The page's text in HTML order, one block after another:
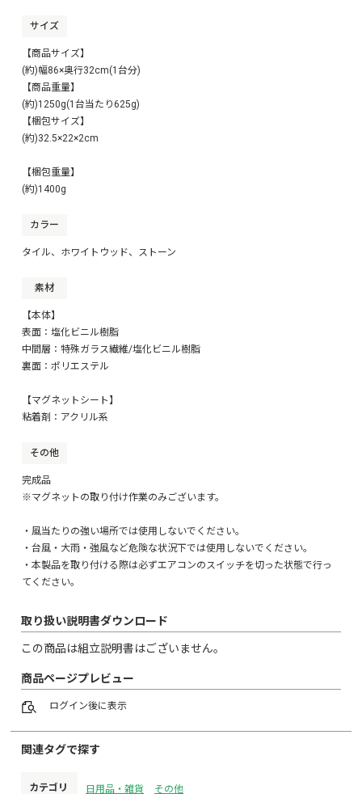
わせご使用いただけます！
シンプルなデザインで室外機に馴染みます。
マグネットでの取り付けなのでキズや後が残りにくいです。
サイズ
【商品サイズ】
(約)幅86×奥行32cm(1台分)
【商品重量】
(約)1250g(1台当たり625g)
【梱包サイズ】
(約)32.5×22×2cm
【梱包重量】
(約)1400g
カラー
タイル、ホワイトウッド、ストーン
素材
【本体】
表面：塩化ビニル樹脂
中間層：特殊ガラス繊維/塩化ビニル樹脂
裏面：ポリエステル
【マグネットシート】
粘着剤：アクリル系
その他
完成品
※マグネットの取り付け作業のみございます。
・風当たりの強い場所では使用しないでください。
・台風・大雨・強風など危険な状況下では使用しないでください。
・本製品を取り付ける際は必ずエアコンのスイッチを切った状態で行っ
てください。
取り扱い説明書ダウンロード
この商品は組立説明書はございません。
商品ページプレビュー
ログイン後に表示
関連タグで探す
カテゴリ 日用品・雑貨 その他